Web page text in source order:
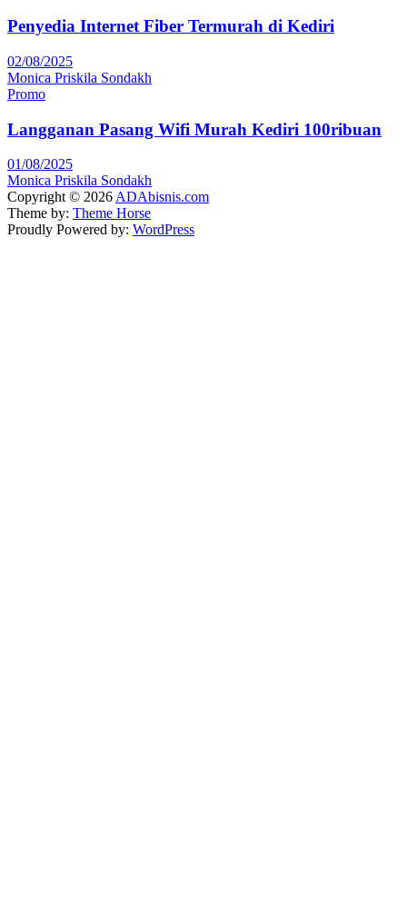
Penyedia Internet Fiber Termurah di Kediri
02/08/2025
Monica Priskila Sondakh
Promo
Langganan Pasang Wifi Murah Kediri 100ribuan
01/08/2025
Monica Priskila Sondakh
Copyright © 2026ADAbisnis.com
Theme by: Theme Horse
Proudly Powered by: WordPress